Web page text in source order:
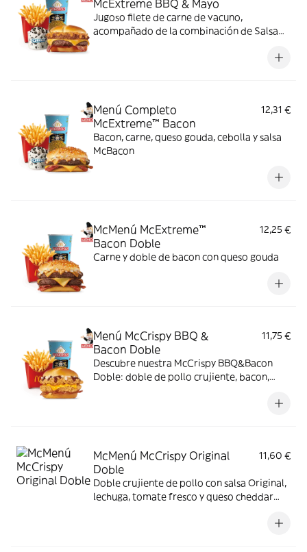
McExtreme BBQ & Mayo
Jugoso filete de carne de vacuno,
acompañado de la combinación de Salsa
doble de cheddar, lechuga fresca y tiras de
Menú Completo
McExtreme™ Bacon
12,31 €
Bacon, carne, queso gouda, cebolla y salsa
McBacon
McMenú McExtreme™
Bacon Doble
12,25 €
Carne y doble de bacon con queso gouda
Menú McCrispy BBQ &
Bacon Doble
11,75 €
Descubre nuestra McCrispy BBQ&Bacon
Doble: doble de pollo crujiente, bacon,
McMenú McCrispy Original
Doble
11,60 €
Doble crujiente de pollo con salsa Original,
lechuga, tomate fresco y queso cheddar